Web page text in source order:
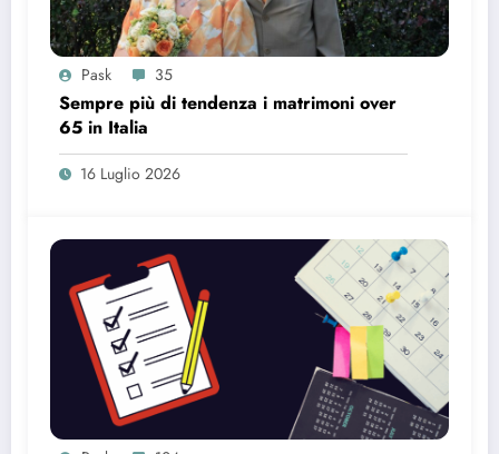
Pask 35
Sempre più di tendenza i matrimoni over
65 in Italia
16 Luglio 2026